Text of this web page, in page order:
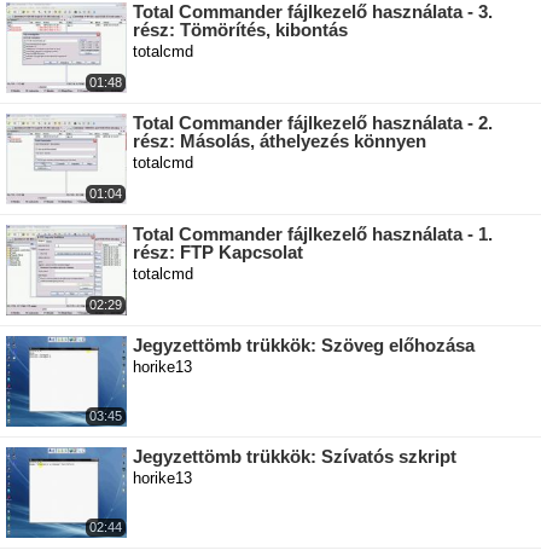
01:48
Total Commander fájlkezelő használata - 3.
rész: Tömörítés, kibontás
totalcmd
01:04
Total Commander fájlkezelő használata - 2.
rész: Másolás, áthelyezés könnyen
totalcmd
02:29
Total Commander fájlkezelő használata - 1.
rész: FTP Kapcsolat
totalcmd
03:45
Jegyzettömb trükkök: Szöveg előhozása
horike13
02:44
Jegyzettömb trükkök: Szívatós szkript
horike13